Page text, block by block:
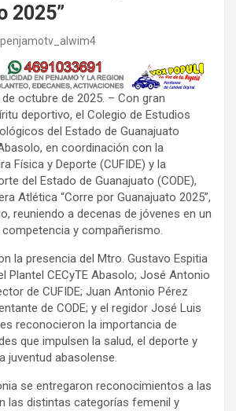
2025”
penjamotv_alwim4
octubre de 2025. – Con gran
deportivo, el Colegio de Estudios
del Estado de Guanajuato
en coordinación con la
Física y Deporte (CUFIDE) y la
del Estado de Guanajuato (CODE),
Atlética “Corre por Guanajuato 2025”,
reuniendo a decenas de jóvenes en un
y compañerismo.
la presencia del Mtro. Gustavo Espitia
Plantel CECyTE Abasolo; José Antonio
de CUFIDE; Juan Antonio Pérez
de CODE; y el regidor José Luis
reconocieron la importancia de
que impulsen la salud, el deporte y
juventud abasolense.
se entregaron reconocimientos a las
las distintas categorías femenil y